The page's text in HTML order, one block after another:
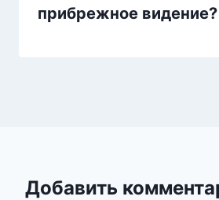
прибрежное видение?
Добавить